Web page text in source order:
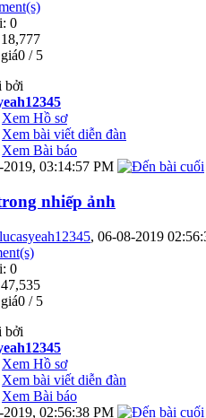
0
/ 5
bởi
Xem Hồ sơ
Xem bài viết diễn đàn
Xem Bài báo
03:14:57 PM
nhiếp ảnh
lucasyeah12345‎, 06-08-2019
0
/ 5
bởi
Xem Hồ sơ
Xem bài viết diễn đàn
Xem Bài báo
02:56:38 PM